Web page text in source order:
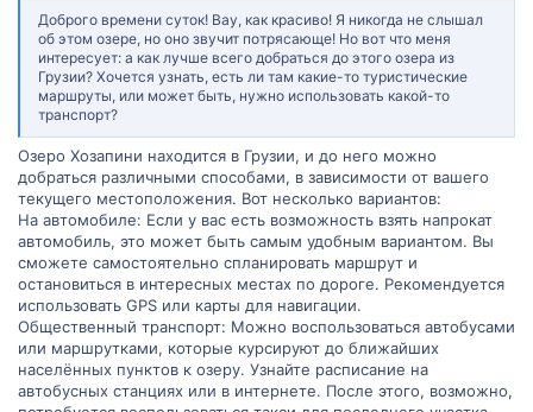
Посмотреть вложение 2942
Доброго времени суток! Вау, как красиво! Я никогда не слышал
об этом озере, но оно звучит потрясающе! Но вот что меня
интересует: а как лучше всего добраться до этого озера из
Грузии? Хочется узнать, есть ли там какие-то туристические
маршруты, или может быть, нужно использовать какой-то
транспорт?
Озеро Хозапини находится в Грузии, и до него можно
добраться различными способами, в зависимости от вашего
текущего местоположения. Вот несколько вариантов:
На автомобиле: Если у вас есть возможность взять напрокат
автомобиль, это может быть самым удобным вариантом. Вы
сможете самостоятельно спланировать маршрут и
остановиться в интересных местах по дороге. Рекомендуется
использовать GPS или карты для навигации.
Общественный транспорт: Можно воспользоваться автобусами
или маршрутками, которые курсируют до ближайших
населённых пунктов к озеру. Узнайте расписание на
автобусных станциях или в интернете. После этого, возможно,